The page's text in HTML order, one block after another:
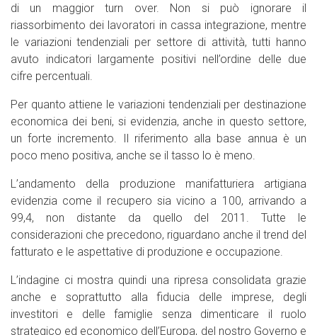
di un maggior turn over. Non si può ignorare il
riassorbimento dei lavoratori in cassa integrazione, mentre
le variazioni tendenziali per settore di attività, tutti hanno
avuto indicatori largamente positivi nell’ordine delle due
cifre percentuali.
Per quanto attiene le variazioni tendenziali per destinazione
economica dei beni, si evidenzia, anche in questo settore,
un forte incremento. Il riferimento alla base annua è un
poco meno positiva, anche se il tasso lo è meno.
L’andamento della produzione manifatturiera artigiana
evidenzia come il recupero sia vicino a 100, arrivando a
99,4, non distante da quello del 2011. Tutte le
considerazioni che precedono, riguardano anche il trend del
fatturato e le aspettative di produzione e occupazione.
L’indagine ci mostra quindi una ripresa consolidata grazie
anche e soprattutto alla fiducia delle imprese, degli
investitori e delle famiglie senza dimenticare il ruolo
strategico ed economico dell’Europa, del nostro Governo e